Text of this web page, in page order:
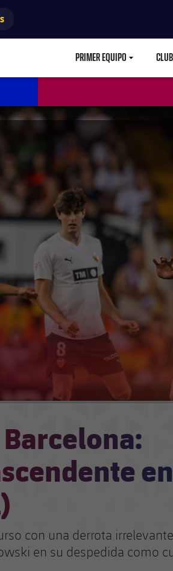
PRIMER EQUIPO CLUB
Barcelona:
en
con una derrota
en su despedida como